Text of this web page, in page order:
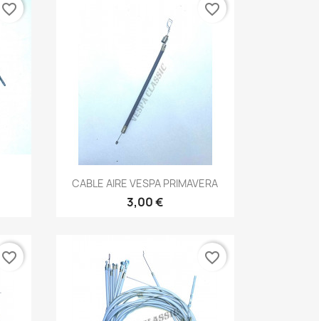
favorite_border
Vista rápida
CABLE AIRE VESPA PRIMAVERA
3,00 €
favorite_border
favorite_border favorite_border